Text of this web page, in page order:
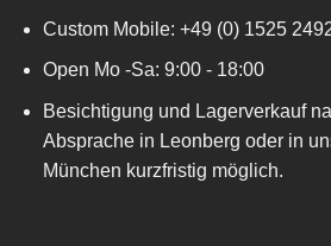
Custom Mobile: +49 (0) 1525
Open Mo -Sa: 9:00 - 18:00
Besichtigung und Lagerverkauf
Absprache in Leonberg oder in
München kurzfristig möglich.